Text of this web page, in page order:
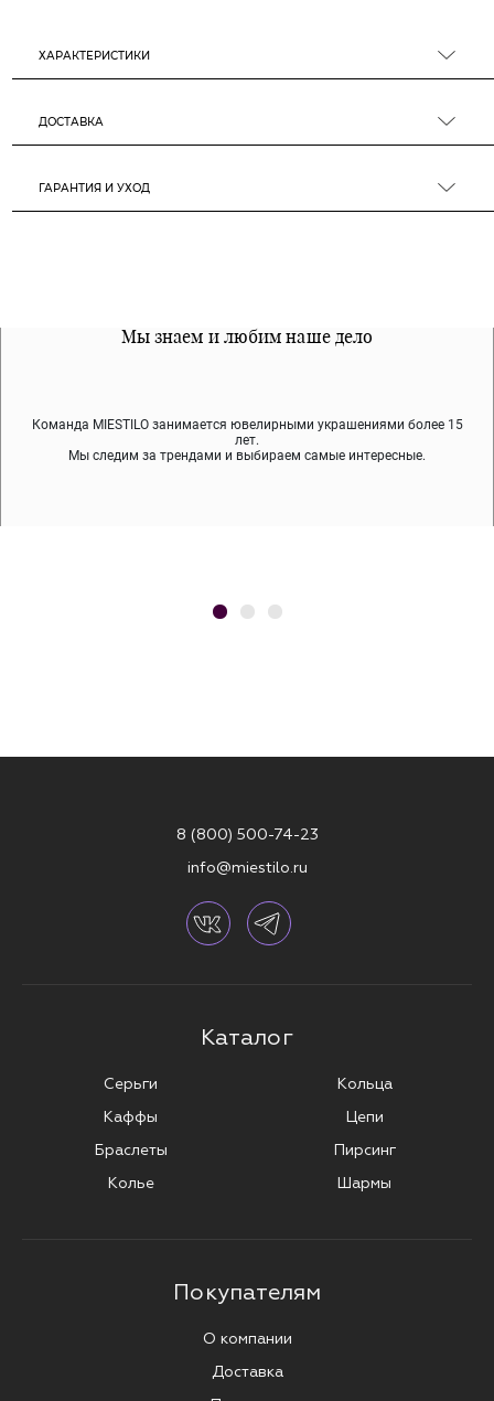
ХАРАКТЕРИСТИКИ
ДОСТАВКА
ГАРАНТИЯ И УХОД
Мы знаем и любим наше дело
Команда MIESTILO занимается ювелирными украшениями более 15
лет.
Мы следим за трендами и выбираем самые интересные.
Все наши материалы гипоалергенны
Мы используем покрытие (родий, ювелирный сплав), которое не
содержит никеля и свинца — это исключает аллергию.
Примерка перед покупкой
Во время доставки спокойно примеряйте украшения, выбирайте те,
что вам нравятся, остальные заберёт курьер.
8 (800) 500-74-23
info@miestilo.ru
Каталог
Серьги
Каффы
Браслеты
Колье
Кольца
Цепи
Пирсинг
Шармы
Покупателям
О компании
Доставка